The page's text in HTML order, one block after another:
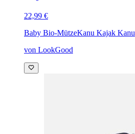
22,99 €
Baby Bio-MützeKanu Kajak Kanu
von LookGood